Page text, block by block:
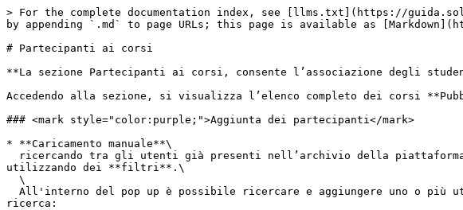
> For the complete documentation index, see [llms.txt](https://
by appending `.md` to page URLs; this page is available as
# Partecipanti ai corsi
**La sezione Partecipanti ai corsi, consente l’associazione degli
Accedendo alla sezione, si visualizza l’elenco completo dei corsi
### <mark style="color:purple;">Aggiunta dei partecipanti</mark>
* **Caricamento manuale**\
utilizzando dei **filtri**.\
ricerca: